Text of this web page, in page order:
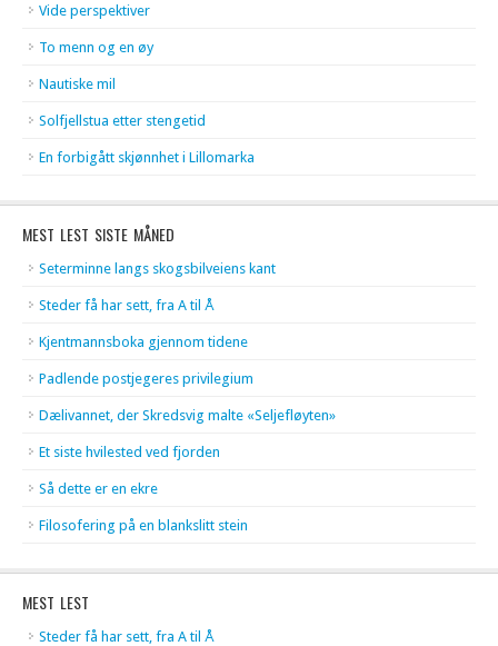
Vide perspektiver
To menn og en øy
Nautiske mil
Solfjellstua etter stengetid
En forbigått skjønnhet i Lillomarka
MEST LEST SISTE MÅNED
Seterminne langs skogsbilveiens kant
Steder få har sett, fra A til Å
Kjentmannsboka gjennom tidene
Padlende postjegeres privilegium
Dælivannet, der Skredsvig malte «Seljefløyten»
Et siste hvilested ved fjorden
Så dette er en ekre
Filosofering på en blankslitt stein
MEST LEST
Steder få har sett, fra A til Å